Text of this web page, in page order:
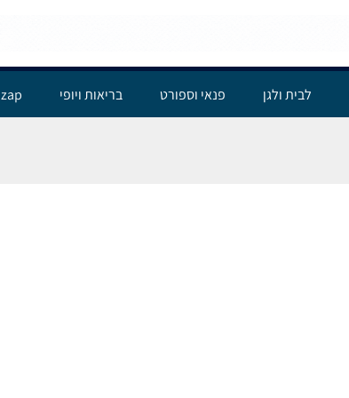
לבית ולגן פנאי וספורט בריאות ויופי zap אילת